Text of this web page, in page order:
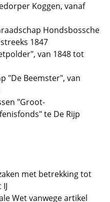
Koggen, vanaf
Hondsbossche
1847
van 1848 tot
"De Beemster", van
"Groot-
te De Rijp
met betrekking tot
Wet vanwege artikel